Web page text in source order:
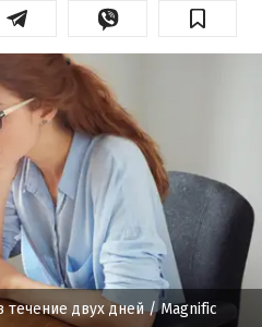
течение двух дней/ Magnific